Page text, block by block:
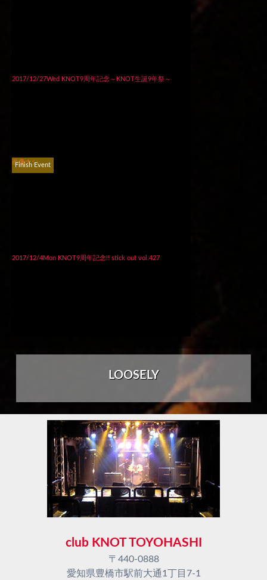
2017/12/27Wed KNOT9周年記念～KNOT生誕9年祭～
画像ナシ
Finish Event
2017/12/4Mon KNOT9周年記念!! stick out vol.427
LOOSELY
club KNOT TOYOHASHI
〒440-0888
愛知県豊橋市駅前大通1丁目7-1